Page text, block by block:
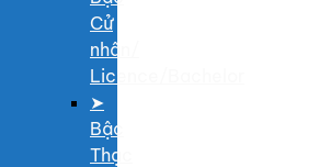
Cử
nhân/
Licence/Bachelor
➤
Bậc
Thạc